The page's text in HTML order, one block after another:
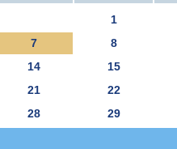
1
7
8
14
15
21
22
28 29